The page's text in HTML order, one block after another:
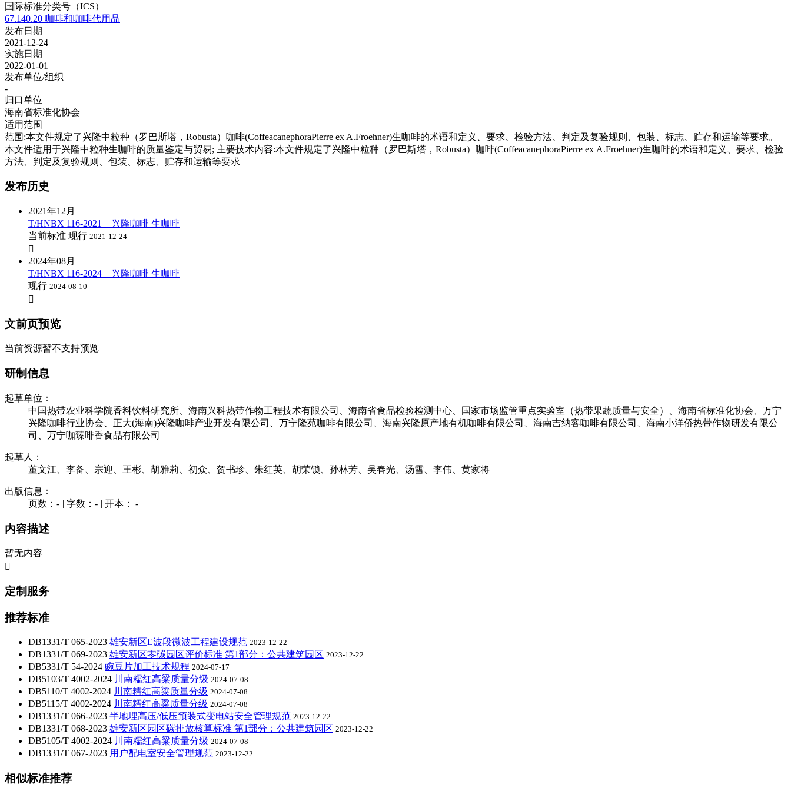
国际标准分类号（ICS）
67.140.20 咖啡和咖啡代用品
发布日期
2021-12-24
实施日期
2022-01-01
发布单位/组织
-
归口单位
海南省标准化协会
适用范围
范围:本文件规定了兴隆中粒种（罗巴斯塔，Robusta）咖啡(CoffeacanephoraPierre ex A.Froehner)生咖啡的术语和定义、要求、检验方法、判定及复验规则、包装、标志、贮存和运输等要求。
本文件适用于兴隆中粒种生咖啡的质量鉴定与贸易; 主要技术内容:本文件规定了兴隆中粒种（罗巴斯塔，Robusta）咖啡(CoffeacanephoraPierre ex A.Froehner)生咖啡的术语和定义、要求、检验
方法、判定及复验规则、包装、标志、贮存和运输等要求
发布历史
2021年12月
T/HNBX 116-2021 兴隆咖啡 生咖啡
当前标准 现行 2021-12-24

2024年08月
T/HNBX 116-2024 兴隆咖啡 生咖啡
现行 2024-08-10

文前页预览
当前资源暂不支持预览
研制信息
起草单位：
中国热带农业科学院香料饮料研究所、海南兴科热带作物工程技术有限公司、海南省食品检验检测中心、国家市场监管重点实验室（热带果蔬质量与安全）、海南省标准化协会、万宁
兴隆咖啡行业协会、正大(海南)兴隆咖啡产业开发有限公司、万宁隆苑咖啡有限公司、海南兴隆原产地有机咖啡有限公司、海南吉纳客咖啡有限公司、海南小洋侨热带作物研发有限公
司、万宁咖臻啡香食品有限公司
起草人：
董文江、李备、宗迎、王彬、胡雅莉、初众、贺书珍、朱红英、胡荣锁、孙林芳、吴春光、汤雪、李伟、黄家将
出版信息：
页数：- | 字数：- | 开本： -
内容描述
暂无内容

定制服务
推荐标准
DB1331/T 065-2023 雄安新区E波段微波工程建设规范 2023-12-22
DB1331/T 069-2023 雄安新区零碳园区评价标准 第1部分：公共建筑园区 2023-12-22
DB5331/T 54-2024 豌豆片加工技术规程 2024-07-17
DB5103/T 4002-2024 川南糯红高粱质量分级 2024-07-08
DB5110/T 4002-2024 川南糯红高粱质量分级 2024-07-08
DB5115/T 4002-2024 川南糯红高粱质量分级 2024-07-08
DB1331/T 066-2023 半地埋高压/低压预装式变电站安全管理规范 2023-12-22
DB1331/T 068-2023 雄安新区园区碳排放核算标准 第1部分：公共建筑园区 2023-12-22
DB5105/T 4002-2024 川南糯红高粱质量分级 2024-07-08
DB1331/T 067-2023 用户配电室安全管理规范 2023-12-22
相似标准推荐